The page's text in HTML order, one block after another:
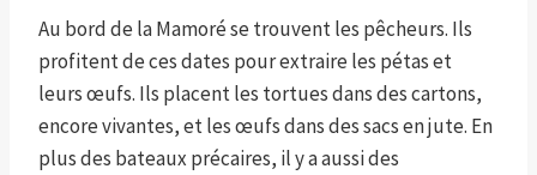
Au bord de la Mamoré se trouvent les pêcheurs. Ils
profitent de ces dates pour extraire les pétas et
leurs œufs. Ils placent les tortues dans des cartons,
encore vivantes, et les œufs dans des sacs en jute. En
plus des bateaux précaires, il y a aussi des